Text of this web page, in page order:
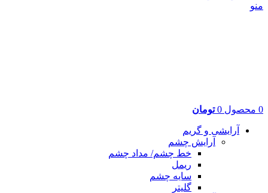
منو
0 محصول 0 تومان
آرایشی و گریم
آرایش چشم
خط چشم/ مداد چشم
ریمل
سایه چشم
گلیتر